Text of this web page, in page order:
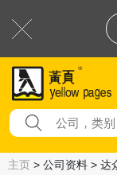
主页 > 公司资料 > 达